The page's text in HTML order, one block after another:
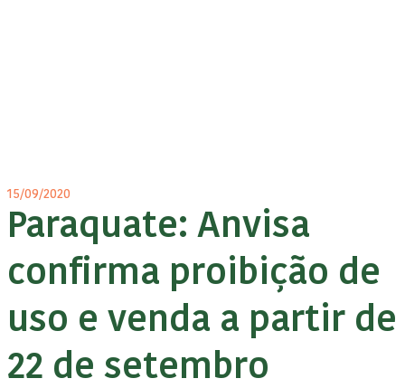
15/09/2020
Paraquate: Anvisa
confirma proibição de
uso e venda a partir de
22 de setembro